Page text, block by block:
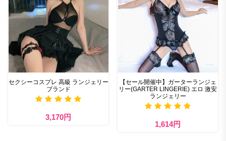
セクシーコスプレ 高級 ランジェリー
ブランド
3,170円
【セール開催中】ガーターランジェ
リー(GARTER LINGERIE) エロ 激安
ランジェリー
1,614円